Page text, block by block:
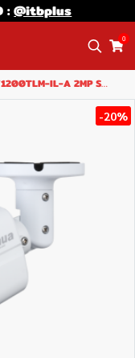
:@itbplus
0
Dual Light HDCVI Fixed-focal Bullet Camera
-20%